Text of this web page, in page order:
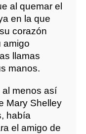
al quemar el
en la que
corazón
amigo
llamas
manos.
al menos así
Mary Shelley
había
el amigo de